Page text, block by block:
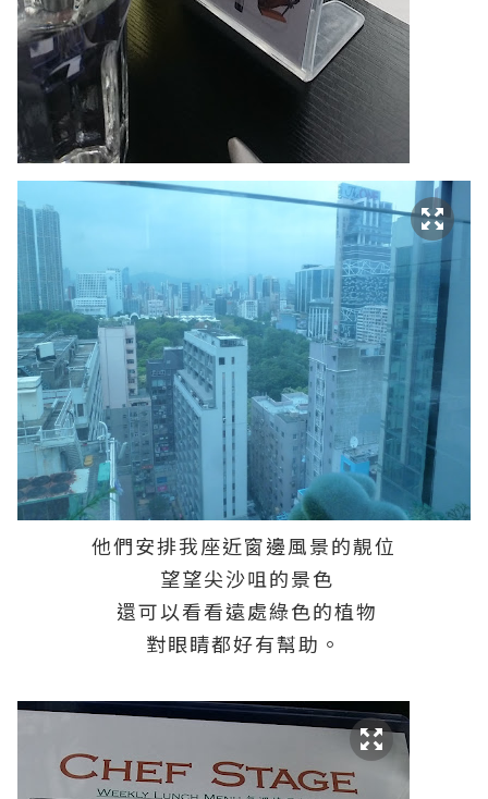
他們安排我座近窗邊風景的靚位
望望尖沙咀的景色
還可以看看遠處綠色的植物
對眼睛都好有幫助。